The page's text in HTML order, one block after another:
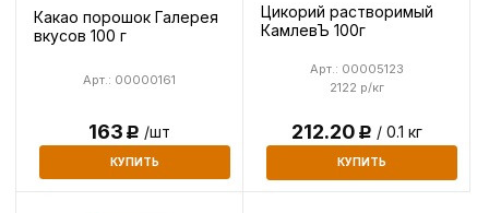
Какао порошок Галерея
вкусов 100 г
Арт.: 00000161
163Р /шт
КУПИТЬ
Цикорий растворимый
КамлевЪ 100г
2122 р/кг
Арт.: 00005123
212.20Р / 0.1 кг
КУПИТЬ